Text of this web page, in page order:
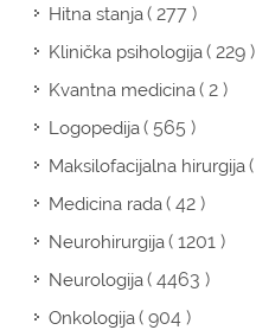
Hitna stanja( 277 )
Klinička psihologija( 229 )
Kvantna medicina( 2 )
Logopedija( 565 )
Maksilofacijalna hirurgija
Medicina rada( 42 )
Neurohirurgija( 1201 )
Neurologija( 4463 )
Onkologija( 904 )